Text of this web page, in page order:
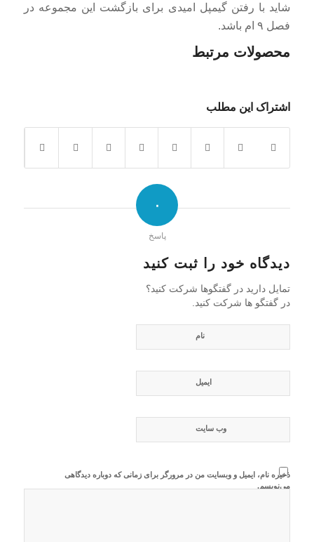
شاید با رفتن گیمپل امیدی برای بازگشت این مجموعه در
فصل ۹ ام باشد.
محصولات مرتبط
اشتراک این مطلب
۰
پاسخ
دیدگاه خود را ثبت کنید
تمایل دارید در گفتگوها شرکت کنید؟
در گفتگو ها شرکت کنید.
نام
ایمیل
وب‌ سایت
ذخیره نام، ایمیل و وبسایت من در مرورگر برای زمانی که دوباره دیدگاهی
می‌نویسم.